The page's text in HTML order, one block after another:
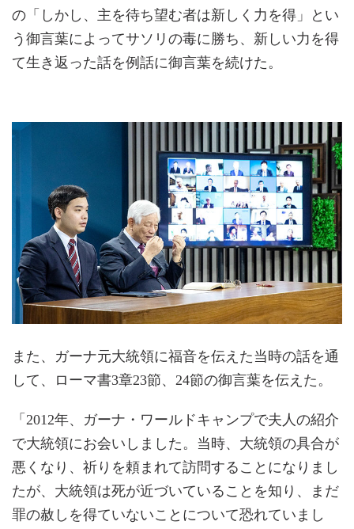
の「しかし、主を待ち望む者は新しく力を得」とい
う御言葉によってサソリの毒に勝ち、新しい力を得
て生き返った話を例話に御言葉を続けた。
また、ガーナ元大統領に福音を伝えた当時の話を通
して、ローマ書3章23節、24節の御言葉を伝えた。
「2012年、ガーナ・ワールドキャンプで夫人の紹介
で大統領にお会いしました。当時、大統領の具合が
悪くなり、祈りを頼まれて訪問することになりまし
たが、大統領は死が近づいていることを知り、まだ
罪の赦しを得ていないことについて恐れていまし